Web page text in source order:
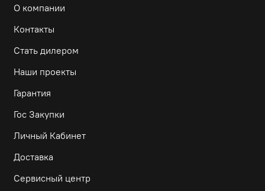
О компании
Контакты
Стать дилером
Наши проекты
Гарантия
Гос Закупки
Личный Кабинет
Доставка
Сервисный центр